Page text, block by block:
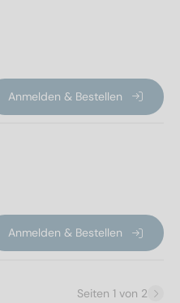
Anmelden & Bestellen
Anmelden & Bestellen
Seiten 1 von 2